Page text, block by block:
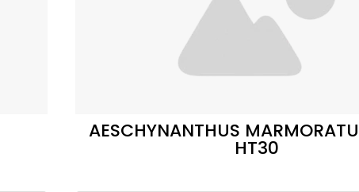
AESCHYNANTHUS
HT30